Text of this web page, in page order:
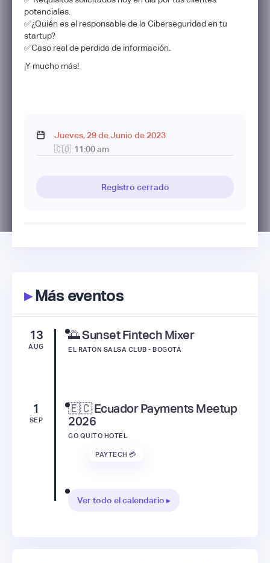
potenciales.
✅¿Quién es el responsable de la Ciberseguridad en tu
startup?
✅Caso real de perdida de información.
¡Y mucho más!
Jueves, 29deJunio de 2023
🇨🇴 11:00 am
Registro cerrado
▸Más eventos
13
AUG
🌅 Sunset Fintech Mixer
EL RATÓN SALSA CLUB - BOGOTÁ
1
SEP
🇪🇨 Ecuador Payments Meetup
2026
GO QUITO HOTEL
PAYTECH 💳
Ver todo el calendario ▸